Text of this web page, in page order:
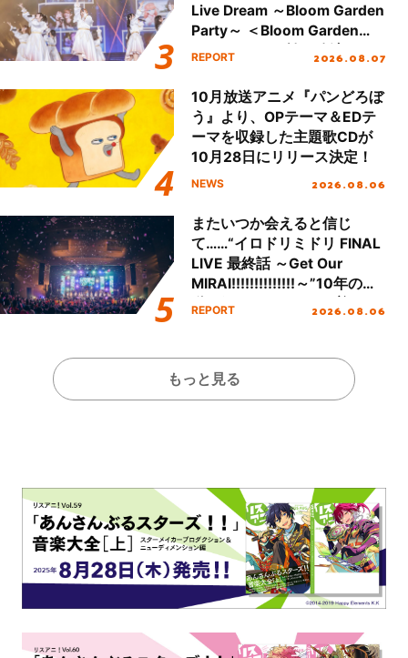
Live Dream ～Bloom Garden
Party～ ＜Bloom Garden
Party Stage／埼玉公演＞”
REPORT 2026.08.07
10月放送アニメ『パンどろぼ
う』より、OPテーマ＆EDテ
ーマを収録した主題歌CDが
10月28日にリリース決定！
NEWS 2026.08.06
またいつか会えると信じ
て……“イロドリミドリ FINAL
LIVE 最終話 ～Get Our
MIRAI!!!!!!!!!!!!!!～”10年の活
動を経てファイナルを迎える
REPORT 2026.08.06
もっと見る